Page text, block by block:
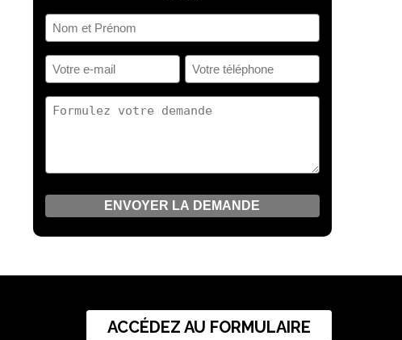
(Nécessaire)
Votre
e-
(Nécessaire)
téléphone
Votre
demande
ACCÉDEZ AU FORMULAIRE